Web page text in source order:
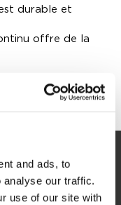
and ads, to
analyse our traffic.
use of our site with
durable et
offre de la